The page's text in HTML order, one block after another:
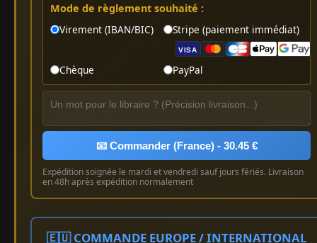
Mode de règlement souhaité :
Virement (IBAN/BIC)
Stripe (paiement immédiat)
VISA
Chèque PayPal
📧 Commander (France) - 30.45 €
Expédition soignée le mardi et vendredi sauf jours fériés. Livraison
en 48h après expédition normalement
🇪🇺 COMMANDE EUROPE / INTERNATIONAL